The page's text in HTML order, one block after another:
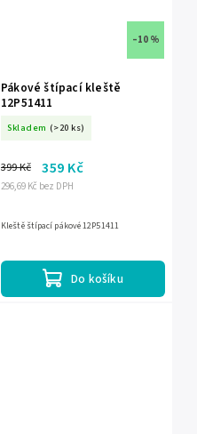
–10 %
Pákové štípací kleště
12P51411
Skladem (>20 ks)
296,69 Kč bez DPH
399 Kč 359 Kč
Do košíku
Kleště štípací pákové 12P51411